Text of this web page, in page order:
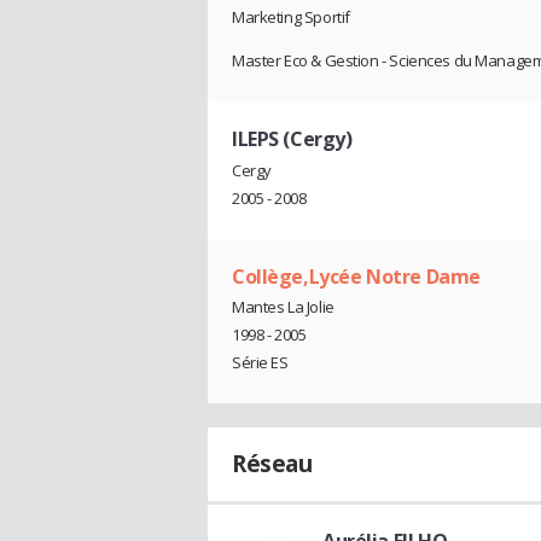
Marketing Sportif
Master Eco & Gestion - Sciences du
ILEPS (Cergy)
Cergy
2005 - 2008
Collège,Lycée Notre Dame
Mantes La Jolie
1998 - 2005
Série ES
Réseau